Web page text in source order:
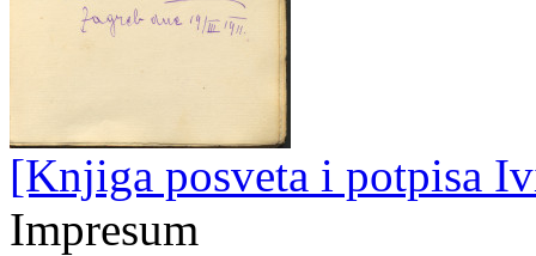
[Knjiga posveta i potpisa
Impresum